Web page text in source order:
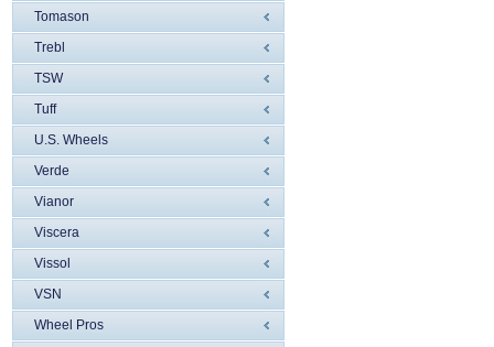
Tomason
Trebl
TSW
Tuff
U.S. Wheels
Verde
Vianor
Viscera
Vissol
VSN
Wheel Pros